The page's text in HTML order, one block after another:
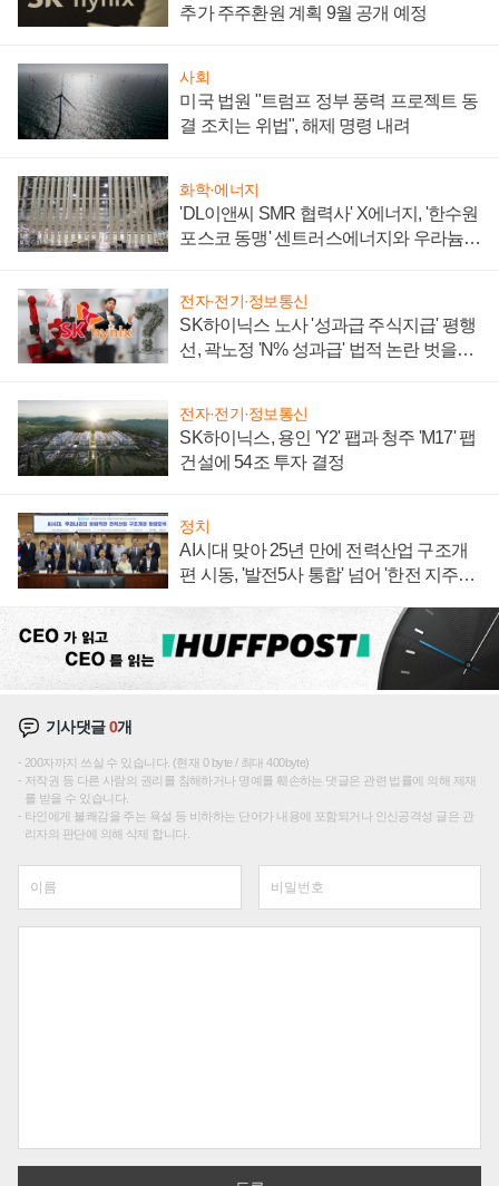
추가 주주환원 계획 9월 공개 예정
사회
미국 법원 "트럼프 정부 풍력 프로젝트 동
결 조치는 위법", 해제 명령 내려
화학·에너지
'DL이앤씨 SMR 협력사' X에너지, '한수원
포스코 동맹' 센트러스에너지와 우라늄
전자·전기·정보통신
SK하이닉스 노사 '성과급 주식지급' 평행
선, 곽노정 'N% 성과급' 법적 논란 벗을지
전자·전기·정보통신
SK하이닉스, 용인 'Y2' 팹과 청주 'M17' 팹
건설에 54조 투자 결정
정치
AI시대 맞아 25년 만에 전력산업 구조개
편 시동, '발전5사 통합' 넘어 '한전 지주사'
기사댓글0개
200자까지 쓰실 수 있습니다. (현재 0 byte / 최대 400byte)
저작권 등 다른 사람의 권리를 침해하거나 명예를 훼손하는 댓글은 관련 법률에 의해 제재
를 받을 수 있습니다.
타인에게 불쾌감을 주는 욕설 등 비하하는 단어가 내용에 포함되거나 인신공격성 글은 관
리자의 판단에 의해 삭제 합니다.